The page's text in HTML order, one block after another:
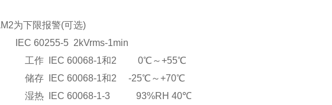
为下限报警(可选)
60255-5 2kVrms-1min
： 工作 IEC 60068-1和2 0℃～+55℃
储存 IEC 60068-1和2 -25℃～+70℃
湿热 IEC 60068-1-3 93%RH 40℃